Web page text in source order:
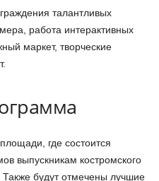
талантливых
работа интерактивных
маркет, творческие
где состоится
выпускникам костромского
Также будут отмечены лучшие